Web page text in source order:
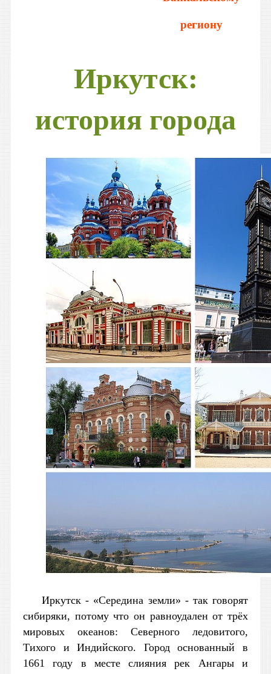
региону
Иркутск:
история города
Иркутск - «Cередина земли» - так говорят
сибиряки, потому что он равноудален от трёх
мировых океанов: Северного ледовитого,
Тихого и Индийского. Город основанный в
1661 году в месте слияния рек Ангары и